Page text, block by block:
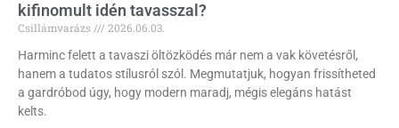
kifinomult idén tavasszal?
Csillámvarázs
2026.06.03.
Harminc felett a tavaszi öltözködés már nem a vak követésről,
hanem a tudatos stílusról szól. Megmutatjuk, hogyan frissítheted
a gardróbod úgy, hogy modern maradj, mégis elegáns hatást
kelts.